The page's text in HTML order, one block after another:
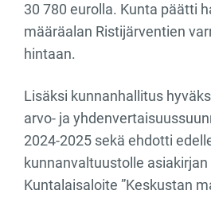
30 780 eurolla. Kunta päätti
määräalan Ristijärventien
hintaan.
Lisäksi kunnanhallitus
arvo- ja
2024-2025 sekä ehdotti
kunnanvaltuustolle
Kuntalaisaloite ”Keskustan